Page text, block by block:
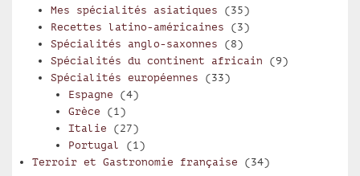
Mes spécialités asiatiques (35)
Recettes latino-américaines (3)
Spécialités anglo-saxonnes (8)
Spécialités du continent africain (9)
Spécialités européennes (33)
Espagne (4)
Grèce (1)
Italie (27)
Portugal
(1)
Terroir et Gastronomie française (34)